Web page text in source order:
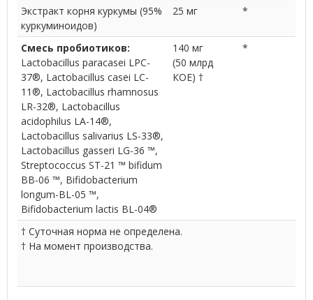
Экстракт корня куркумы (95%
куркуминоидов)
25 мг *
Смесь пробиотиков:
Lactobacillus paracasei LPC-
37®, Lactobacillus casei LC-
11®, Lactobacillus rhamnosus
LR-32®, Lactobacillus
acidophilus LA-14®,
Lactobacillus salivarius LS-33®,
Lactobacillus gasseri LG-36 ™,
Streptococcus ST-21 ™ bifidum
BB-06 ™, Bifidobacterium
longum-BL-05 ™,
Bifidobacterium lactis BL-04®
140 мг
(50 млрд
КОЕ) †
*
† Суточная норма не определена.
† На момент производства.